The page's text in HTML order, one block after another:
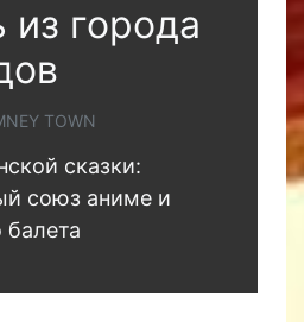
из города
TOWN
сказки:
союз аниме и
балета